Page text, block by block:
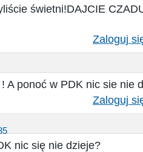
świetni!DAJCIE
Zaloguj
A ponoć w PDK nic sie nie
Zaloguj
nic się nie dzieje?